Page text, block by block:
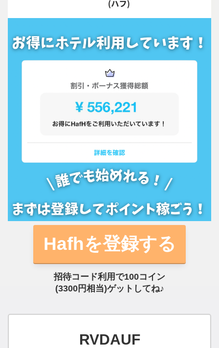
Hafhを登録する
招待コード利用で100コイン
(3300円相当)ゲットしてね♪
RVDAUF